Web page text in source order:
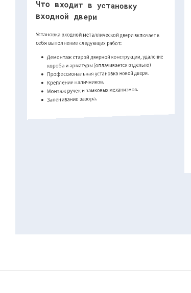
Что входит в установку
входной двери
Установка входной металлической двери включает в
себя выполнение следующих работ:
Демонтаж старой дверной конструкции, удаление
короба и арматуры (оплачивается отдельно)
Профессиональная установка новой двери.
Крепление наличников.
Монтаж ручек и замковых механизмов.
Запенивание зазора.